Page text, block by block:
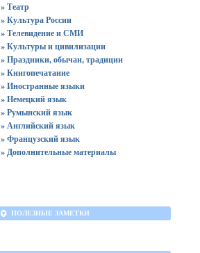
» Театр
» Культура России
» Телевидение и СМИ
» Культуры и цивилизации
» Праздники, обычаи, традиции
» Книгопечатание
» Иностранные языки
» Немецкий язык
» Румынский язык
» Английский язык
» Французский язык
» Дополнительные материалы
ПОЛЕЗНЫЕ ЗАМЕТКИ